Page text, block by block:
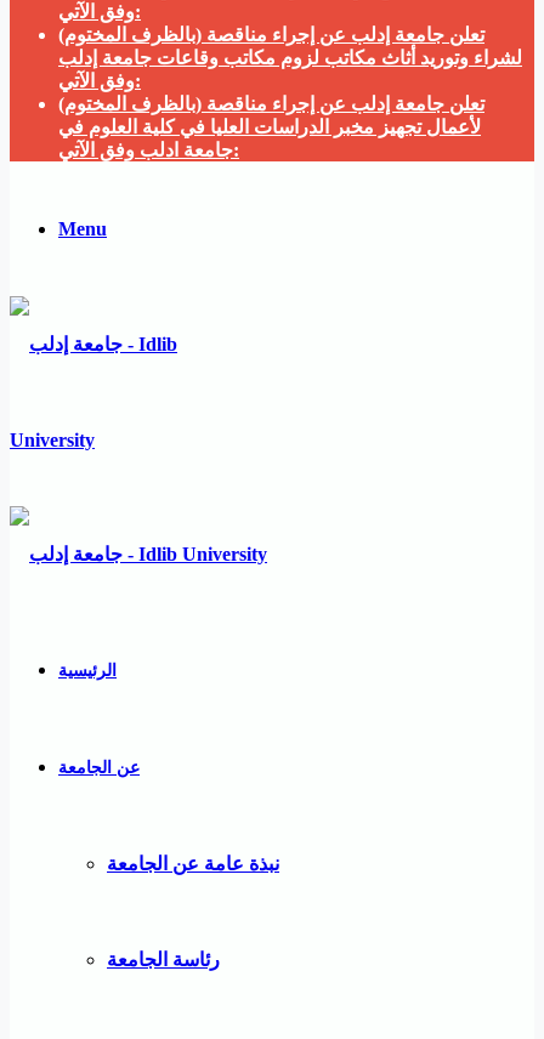
وفق الآتي:
تعلن جامعة إدلب عن إجراء مناقصة (بالظرف المختوم)
لشراء وتوريد أثاث مكاتب لزوم مكاتب وقاعات جامعة إدلب
وفق الآتي:
تعلن جامعة إدلب عن إجراء مناقصة (بالظرف المختوم)
لأعمال تجهيز مخبر الدراسات العليا في كلية العلوم في
جامعة ادلب وفق الآتي:
Menu
الرئيسية
عن الجامعة
نبذة عامة عن الجامعة
رئاسة الجامعة